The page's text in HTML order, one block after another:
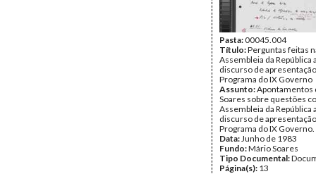
Pasta:00045.004
Título:Perguntas feitas
Assembleia da República
discurso de
Programa do IX Governo
Assunto:Apontamentos
Soares sobre questões
Assembleia da República
discurso de
Programa do IX Governo.
Data:Junho de 1983
Fundo:Mário Soares
Tipo Documental:
Página(s): 13